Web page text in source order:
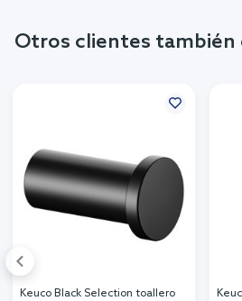
Otros clientes también
Keuco Black Selection toallero